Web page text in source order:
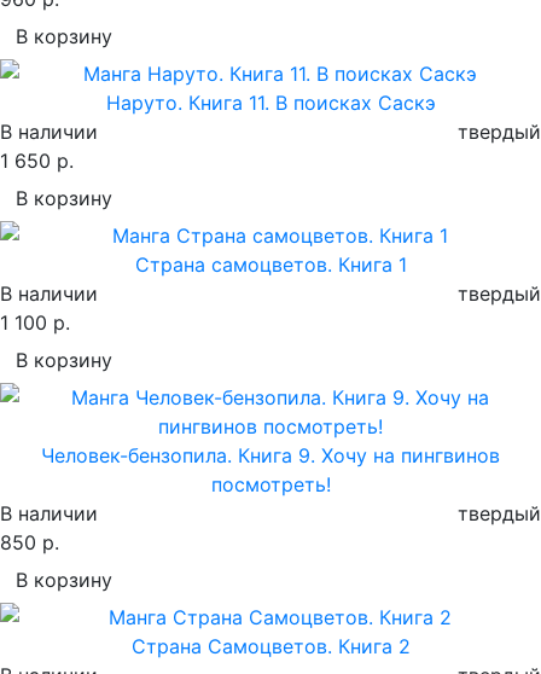
В корзину
Наруто. Книга 11. В поисках Саскэ
В наличии
твердый
1 650 р.
В корзину
Страна самоцветов. Книга 1
В наличии
твердый
1 100 р.
В корзину
Человек-бензопила. Книга 9. Хочу на пингвинов
посмотреть!
В наличии
твердый
850 р.
В корзину
Страна Самоцветов. Книга 2